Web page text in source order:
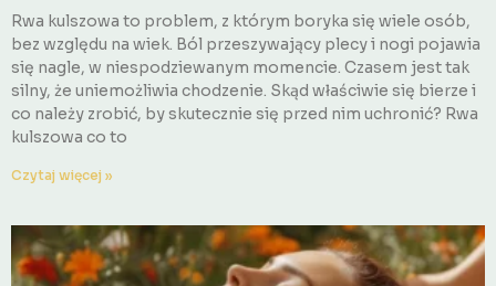
Rwa kulszowa to problem, z którym boryka się wiele osób,
bez względu na wiek. Ból przeszywający plecy i nogi pojawia
się nagle, w niespodziewanym momencie. Czasem jest tak
silny, że uniemożliwia chodzenie. Skąd właściwie się bierze i
co należy zrobić, by skutecznie się przed nim uchronić? Rwa
kulszowa co to
Czytaj więcej »